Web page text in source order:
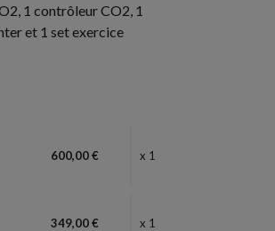
1 contrôleur CO2, 1
et 1 set exercice
600,00 € x 1
349,00 € x 1